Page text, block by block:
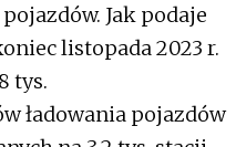
Jak podaje
listopada 2023 r.
tys.
ładowania pojazdów